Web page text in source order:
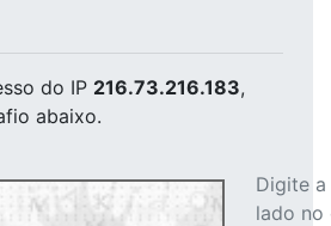
do IP 216.73.216.183,
abaixo.
Digite
lado no